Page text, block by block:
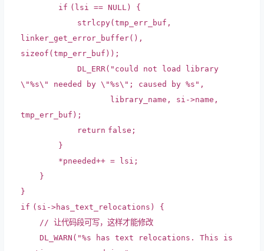
if (lsi == NULL) {
strlcpy(tmp_err_buf,
linker_get_error_buffer(),
sizeof(tmp_err_buf));
DL_ERR( "could not load library
\"%s\" needed by \"%s\"; caused by %s" ,
library_name, si->name,
tmp_err_buf);
return false ;
}
*pneeded++ = lsi;
}
}
if (si->has_text_relocations) {
// 让代码段可写，这样才能修改
DL_WARN( "%s has text relocations. This is